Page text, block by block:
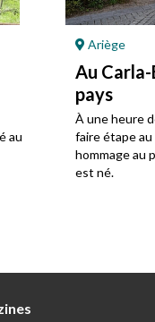
au
Ariège
Au Carla-
pays
À une heure
faire étape au
hommage au
est né.